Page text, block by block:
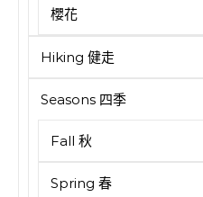
櫻花
Hiking 健走
Seasons 四季
Fall 秋
Spring 春